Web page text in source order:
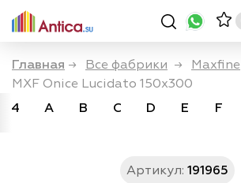
Главная → Все фабрики → Maxfine
MXF Onice Lucidato 150x300
4
A B C D E F
Артикул: 191965